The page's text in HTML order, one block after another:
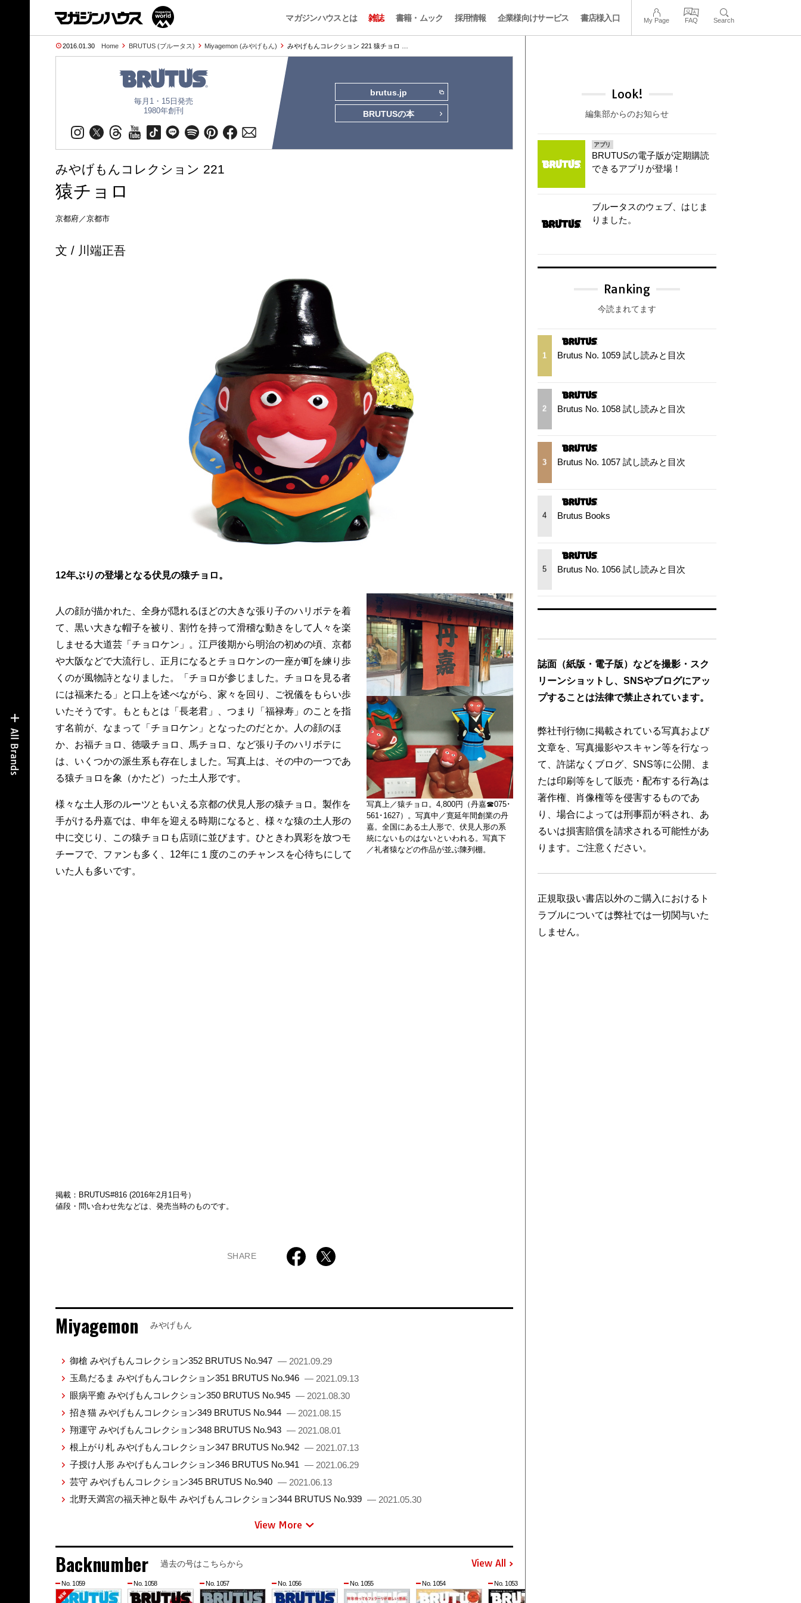
マガジンハウスとは 雑誌 書籍・ムック 採用情報 企業様向けサービス 書店様入口 My Page FAQ Search
2016.01.30 Home BRUTUS (ブルータス) Miyagemon (みやげもん) みやげもんコレクション 221 猿チョロ …
毎月1・15日発売
1980年創刊
brutus.jp
BRUTUSの本
みやげもんコレクション 221
猿チョロ
京都府／京都市
文 / 川端正吾
12年ぶりの登場となる伏見の猿チョロ。
人の顔が描かれた、全身が隠れるほどの大きな張り子のハリボテを着
て、黒い大きな帽子を被り、割竹を持って滑稽な動きをして人々を楽
しませる大道芸「チョロケン」。江戸後期から明治の初めの頃、京都
や大阪などで大流行し、正月になるとチョロケンの一座が町を練り歩
くのが風物詩となりました。「チョロが参じました。チョロを見る者
には福来たる」と口上を述べながら、家々を回り、ご祝儀をもらい歩
いたそうです。もともとは「長老君」、つまり「福禄寿」のことを指
す名前が、なまって「チョロケン」となったのだとか。人の顔のほ
か、お福チョロ、徳吸チョロ、馬チョロ、など張り子のハリボテに
は、いくつかの派生系も存在しました。写真上は、その中の一つであ
る猿チョロを象（かたど）った土人形です。
様々な土人形のルーツともいえる京都の伏見人形の猿チョロ。製作を
手がける丹嘉では、申年を迎える時期になると、様々な猿の土人形の
中に交じり、この猿チョロも店頭に並びます。ひときわ異彩を放つモ
チーフで、ファンも多く、12年に１度のこのチャンスを心待ちにして
いた人も多いです。
写真上／猿チョロ。4,800円（丹嘉☎075･
561･1627）。写真中／寛延年間創業の丹
嘉。全国にある土人形で、伏見人形の系
統にないものはないといわれる。写真下
／礼者猿などの作品が並ぶ陳列棚。
掲載：BRUTUS#816 (2016年2月1日号）
値段・問い合わせ先などは、発売当時のものです。
SHARE
Miyagemon みやげもん
御槍 みやげもんコレクション352 BRUTUS No.947 — 2021.09.29
玉島だるま みやげもんコレクション351 BRUTUS No.946 — 2021.09.13
眼病平癒 みやげもんコレクション350 BRUTUS No.945 — 2021.08.30
招き猫 みやげもんコレクション349 BRUTUS No.944 — 2021.08.15
翔運守 みやげもんコレクション348 BRUTUS No.943 — 2021.08.01
根上がり札 みやげもんコレクション347 BRUTUS No.942 — 2021.07.13
子授け人形 みやげもんコレクション346 BRUTUS No.941 — 2021.06.29
芸守 みやげもんコレクション345 BRUTUS No.940 — 2021.06.13
北野天満宮の福天神と臥牛 みやげもんコレクション344 BRUTUS No.939 — 2021.05.30
View More
Backnumber 過去の号はこちらから View All
No. 1059 No. 1058 No. 1057 No. 1056 No. 1055 No. 1054 No. 1053
Look!
編集部からのお知らせ
アプリ
BRUTUSの電子版が定期購読
できるアプリが登場！
ブルータスのウェブ、はじま
りました。
Ranking
今読まれてます
1 Brutus No. 1059 試し読みと目次
2 Brutus No. 1058 試し読みと目次
3 Brutus No. 1057 試し読みと目次
4 Brutus Books
5 Brutus No. 1056 試し読みと目次
誌面（紙版・電子版）などを撮影・スク
リーンショットし、SNSやブログにアッ
プすることは法律で禁止されています。
弊社刊行物に掲載されている写真および
文章を、写真撮影やスキャン等を行なっ
て、許諾なくブログ、SNS等に公開、ま
たは印刷等をして販売・配布する行為は
著作権、肖像権等を侵害するものであ
り、場合によっては刑事罰が科され、あ
るいは損害賠償を請求される可能性があ
ります。ご注意ください。
正規取扱い書店以外のご購入におけるト
ラブルについては弊社では一切関与いた
しません。